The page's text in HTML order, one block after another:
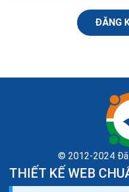
ĐĂNG
© 2012-2024 Đã
THIẾT KẾ WEB